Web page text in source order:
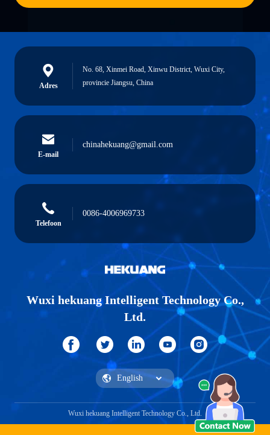
Adres
No. 68, Xinmei Road, Xinwu District, Wuxi City,
provincie Jiangsu, China
E-mail
chinahekuang@gmail.com
Telefoon
0086-4006969733
Wuxi hekuang Intelligent Technology Co.,
Ltd.
Wuxi hekuang Intelligent Technology Co., Ltd.